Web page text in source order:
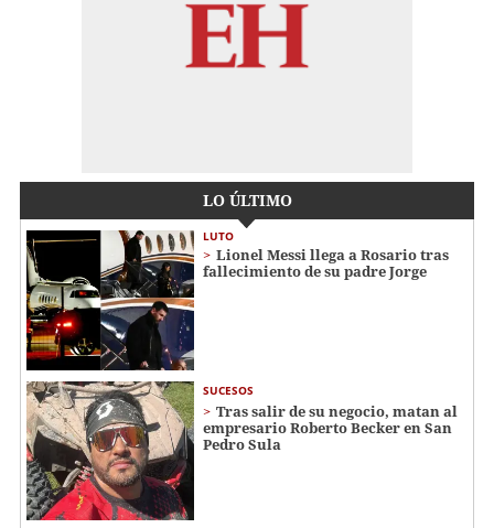
LO ÚLTIMO
LUTO
Lionel Messi llega a Rosario tras
fallecimiento de su padre Jorge
SUCESOS
Tras salir de su negocio, matan al
empresario Roberto Becker en San
Pedro Sula